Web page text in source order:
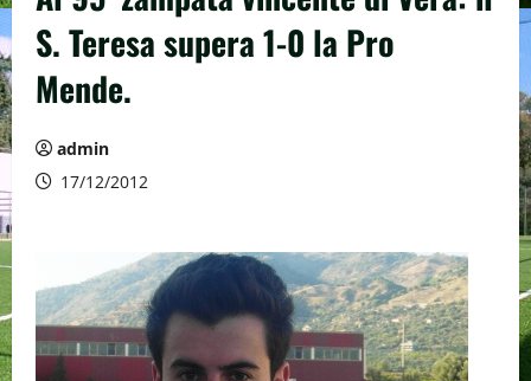
S. Teresa supera 1-0 la Pro
Mende.
admin
17/12/2012